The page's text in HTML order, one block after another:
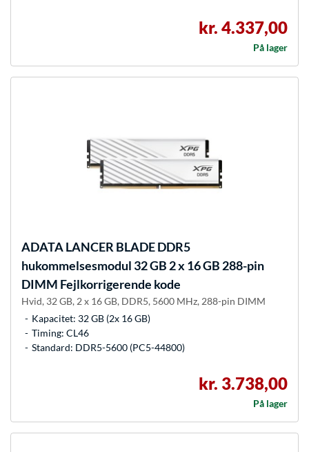
kr. 4.337,00
På lager
ADATALANCER BLADE DDR5
hukommelsesmodul 32 GB 2 x 16 GB 288-pin
DIMM Fejlkorrigerende kode
Hvid, 32 GB, 2 x 16 GB, DDR5, 5600 MHz, 288-pin DIMM
Kapacitet: 32 GB (2x 16 GB)
Timing: CL46
Standard: DDR5-5600 (PC5-44800)
kr. 3.738,00
På lager